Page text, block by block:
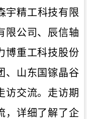
宇精工科技有限
限公司、辰信轴
博重工科技股份
、山东国镓晶谷
访交流。走访期
，详细了解了企